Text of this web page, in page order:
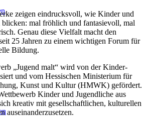
zeigen eindrucksvoll, wie Kinder und
blicken: mal fröhlich und fantasievoll, mal
Genau diese Vielfalt macht den
25 Jahren zu einem wichtigen Forum für
Bildung.
„Jugend malt“ wird von der Kinder-
und vom Hessischen Ministerium für
Kunst und Kultur (HMWK) gefördert.
Kinder und Jugendliche aus
kreativ mit gesellschaftlichen, kulturellen
auseinanderzusetzen.